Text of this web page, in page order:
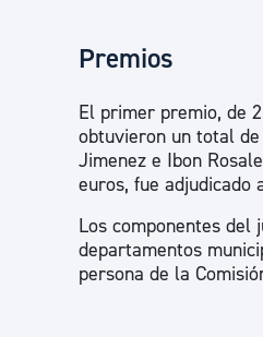
Premios
El primer premio, de
obtuvieron un total
Jimenez e Ibon
euros, fue adjudicado
Los componentes del
departamentos
persona de la